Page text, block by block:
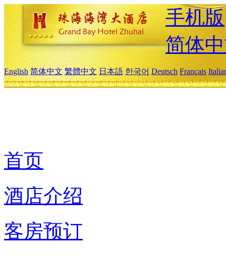
手机版
简体
English 简体中文 繁體中文 日本語 한국어 Deutsch Français
首页
酒店介绍
客房预订